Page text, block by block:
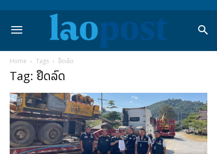
Home Tags ຢຶດລົດ
Tag: ຢຶດລົດ